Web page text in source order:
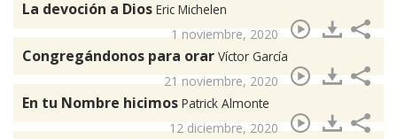
La devoción a Dios Eric Michelen
1 noviembre, 2020
Congregándonos para orar Víctor García
21 noviembre, 2020
En tu Nombre hicimos Patrick Almonte
12 diciembre, 2020